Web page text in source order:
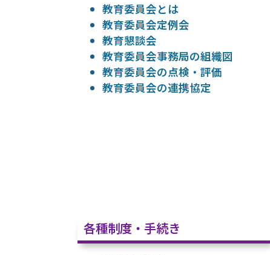
教育委員会とは
教育委員会定例会
教育懇談会
教育委員会事務局の組織図
教育委員会の点検・評価
教育委員会の連携協定
各種制度・手続き